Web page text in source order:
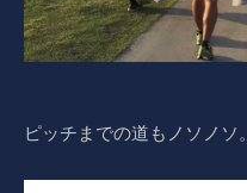
ピッチまでの道もノソノソ。